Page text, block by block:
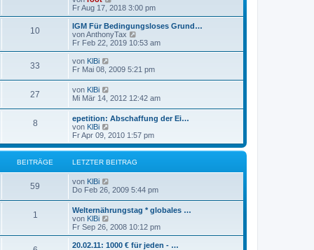
e
u
e
s
t
B
e
i
r
a
g
Fr Aug 17, 2018 3:00 pm
10
IGM Für Bedingungsloses Grund…
vonAnthonyTax
e
u
s
e
B
e
i
r
a
g
Fr Feb 22, 2019 10:53 am
33 von KlBi
e
s
t
e
r
e
i
t
r
Fr Mai 08, 2009 5:21 pm
27 von KlBi
e
e
s
t
e
r
e
i
r
Mi Mär 14, 2012 12:42 am
8
epetition: Abschaffung der Ei…
von KlBi
e
u
e
s
B
e
i
r
a
g
Fr Apr 09, 2010 1:57 pm
BEITRÄGE LETZTER BEITRAG
59 von KlBi
e
s
t
e
r
B
Do Feb 26, 2009 5:44 pm
1
Welternährungstag * globales …
von KlBi
e
u
e
Fr Sep 26, 2008 10:12 pm
20.02.11: 1000 € für jeden - …